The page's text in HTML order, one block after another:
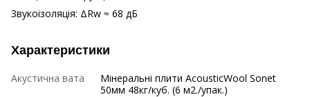
Звукоізоляція: ΔRw ≈ 68 дБ
Характеристики
Акустична вата
Мінеральні плити AcousticWool Sonet
50мм 48кг/куб. (6 м2./упак.)